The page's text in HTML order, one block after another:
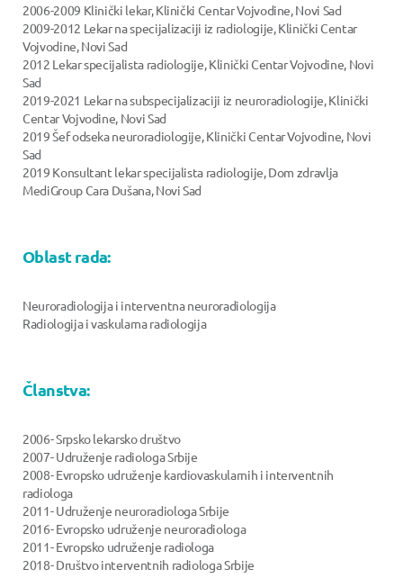
2006-2009 Klinički lekar, Klinički Centar Vojvodine, Novi Sad
2009-2012 Lekar na specijalizaciji iz radiologije, Klinički Centar
Vojvodine, Novi Sad
2012 Lekar specijalista radiologije, Klinički Centar Vojvodine, Novi
Sad
2019-2021 Lekar na subspecijalizaciji iz neuroradiologije, Klinički
Centar Vojvodine, Novi Sad
2019 Šef odseka neuroradiologije, Klinički Centar Vojvodine, Novi
Sad
2019 Konsultant lekar specijalista radiologije, Dom zdravlja
MediGroup Cara Dušana, Novi Sad
Oblast rada:
Neuroradiologija i interventna neuroradiologija
Radiologija i vaskularna radiologija
Članstva:
2006- Srpsko lekarsko društvo
2007- Udruženje radiologa Srbije
2008- Evropsko udruženje kardiovaskularnih i interventnih
radiologa
2011- Udruženje neuroradiologa Srbije
2016- Evropsko udruženje neuroradiologa
2011- Evropsko udruženje radiologa
2018- Društvo interventnih radiologa Srbije